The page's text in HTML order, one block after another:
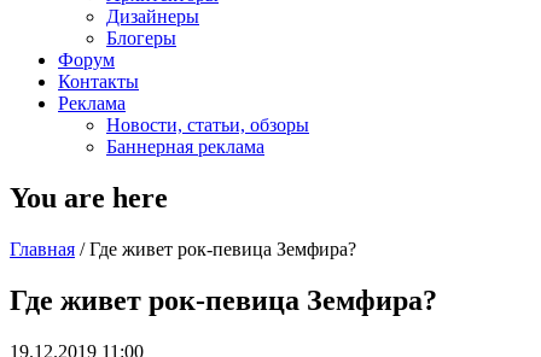
Дизайнеры
Блогеры
Форум
Контакты
Реклама
Новости, статьи, обзоры
Баннерная реклама
You are here
Главная / Где живет рок-певица Земфира?
Где живет рок-певица Земфира?
19.12.2019 11:00